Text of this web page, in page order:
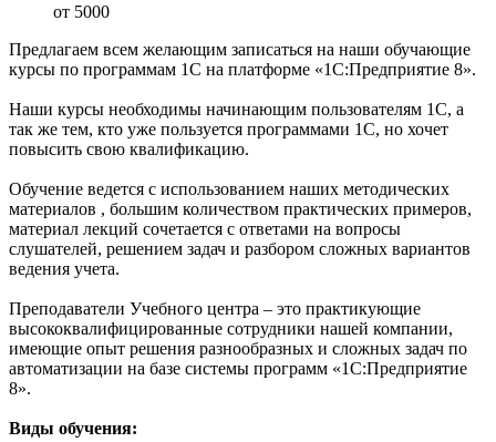
от 5000
Предлагаем всем желающим записаться на наши обучающие
курсы по программам 1С на платформе «1С:Предприятие 8».
Наши курсы необходимы начинающим пользователям 1С, а
так же тем, кто уже пользуется программами 1С, но хочет
повысить свою квалификацию.
Обучение ведется с использованием наших методических
материалов , большим количеством практических примеров,
материал лекций сочетается с ответами на вопросы
слушателей, решением задач и разбором сложных вариантов
ведения учета.
Преподаватели Учебного центра – это практикующие
высококвалифицированные сотрудники нашей компании,
имеющие опыт решения разнообразных и сложных задач по
автоматизации на базе системы программ «1С:Предприятие
8».
Виды обучения: